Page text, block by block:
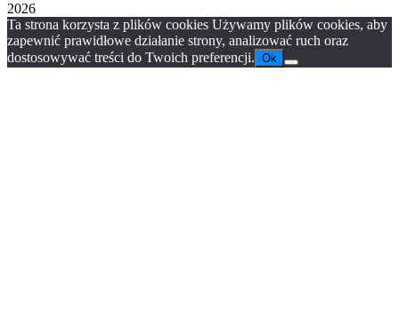
2026
Ta strona korzysta z plików cookies Używamy plików cookies, aby
zapewnić prawidłowe działanie strony, analizować ruch oraz
dostosowywać treści do Twoich preferencji. Ok